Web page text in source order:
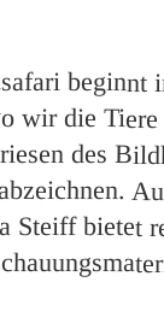
beginnt
die Tiere in
des Auch
bietet